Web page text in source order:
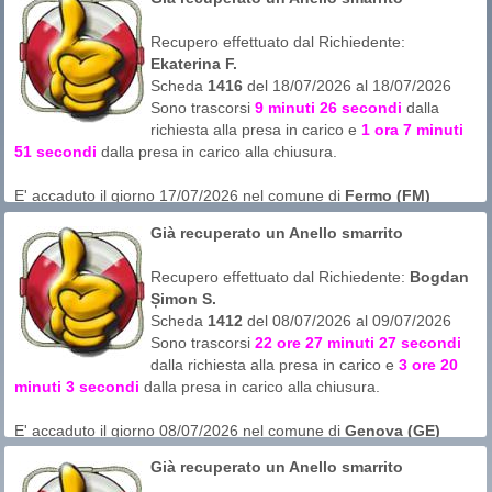
L'area di ricerca è insabbia
Nota di Momaromoma:
anello perso in piscina su parco
acquatico dove é presente sabbia ma fondale in cemento
armato.
Ho chiesto di informarsi per l'eventuale tentativo con i
responsabili per avere l autorizzazione all accesso.
Recupero effettuato dal Richiedente:
Ekaterina F.
Scheda 1416del 18/07/2026 al 18/07/2026
Sono trascorsi 9 minuti 26 secondi dalla
richiesta alla presa in carico e 1 ora 7 minuti
51 secondidalla presa in carico alla chiusura.
E' accaduto il giorno 17/07/2026 nel comune di Fermo (FM)
probabilmente intorno alle ore 17:10
L'area di ricerca era inacqua marina bassa (minore di 1mt)
Già recuperato un Anello smarrito
Recupero effettuato dal Richiedente: Bogdan
Șimon S.
Scheda 1412 del 08/07/2026 al 09/07/2026
Sono trascorsi 22 ore 27 minuti 27 secondi
dalla richiesta alla presa in carico e 3 ore 20
minuti 3 secondidalla presa in carico alla chiusura.
E' accaduto il giorno 08/07/2026 nel comune diGenova (GE)
L'area di ricerca era inacqua marina alta (MAGGIORE di 1MT)
Già recuperato un Anello smarrito